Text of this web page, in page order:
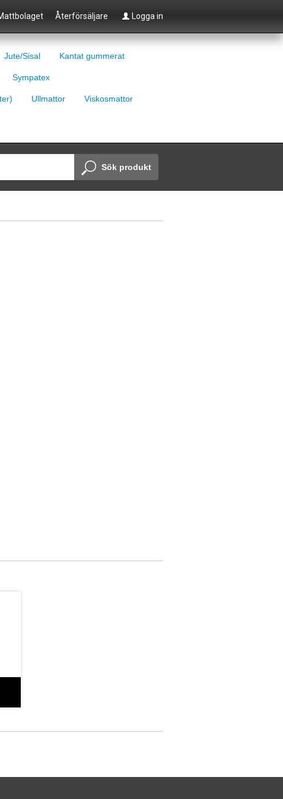
Återförsäljare Logga in
Jute/Sisal Kantat gummerat
Sympatex
Ullmattor Viskosmattor
Sök produkt